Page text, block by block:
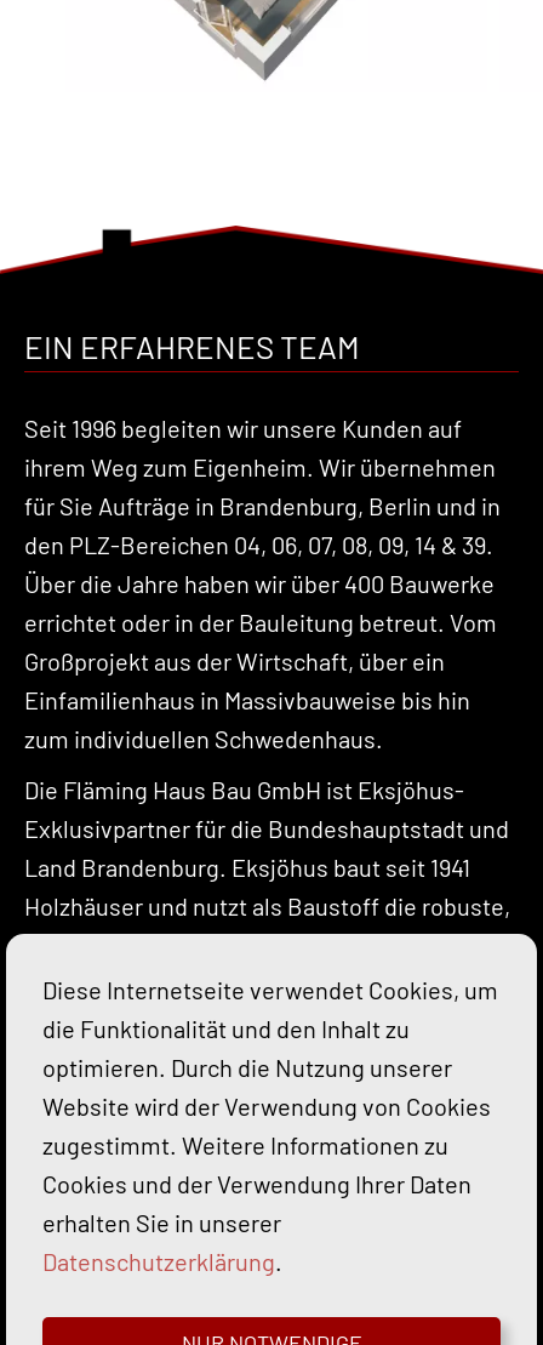
EIN ERFAHRENES TEAM
Seit 1996 begleiten wir unsere Kunden auf
ihrem Weg zum Eigenheim. Wir übernehmen
für Sie Aufträge in Brandenburg, Berlin und in
den PLZ-Bereichen 04, 06, 07, 08, 09, 14 & 39.
Über die Jahre haben wir über 400 Bauwerke
errichtet oder in der Bauleitung betreut. Vom
Großprojekt aus der Wirtschaft, über ein
Einfamilienhaus in Massivbauweise bis hin
zum individuellen Schwedenhaus.
Die Fläming Haus Bau GmbH ist Eksjöhus-
Exklusivpartner für die Bundeshauptstadt und
Land Brandenburg. Eksjöhus baut seit 1941
Holzhäuser und nutzt als Baustoff die robuste,
Seit 1961 liefert der bekannte schwedische
Haushersteller schwedische Holzhäuser nach
Deutschland.
FHB Fläming Haus Bau GmbH Glauer
Bergstraße 3,14959 Trebbin OT Glau
33731 - 321817
info@flaeminghausbau.de
Diese Internetseite verwendet Cookies, um
die Funktionalität und den Inhalt zu
optimieren. Durch die Nutzung unserer
Website wird der Verwendung von Cookies
zugestimmt. Weitere Informationen zu
Cookies und der Verwendung Ihrer Daten
erhalten Sie in unserer
Datenschutzerklärung.